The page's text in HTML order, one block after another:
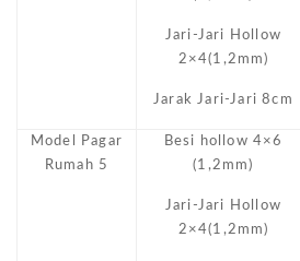
Jari-Jari Hollow
2×4(1,2mm)
Jarak Jari-Jari 8cm
Model Pagar
Rumah 5
Besi hollow 4×6
(1,2mm)
Jari-Jari Hollow
2×4(1,2mm)